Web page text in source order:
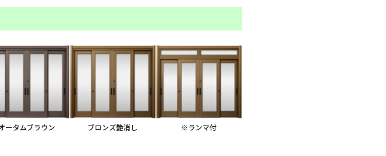
ータムブラウン ブロンズ艶消し ※ランマ付